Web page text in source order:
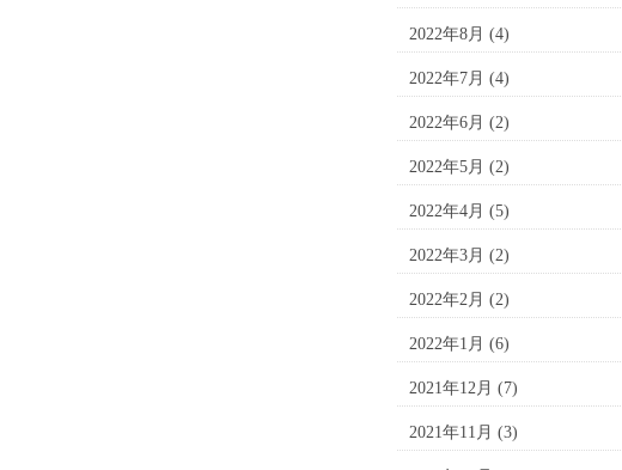
2022年8月 (4)
2022年7月 (4)
2022年6月 (2)
2022年5月 (2)
2022年4月 (5)
2022年3月 (2)
2022年2月 (2)
2022年1月 (6)
2021年12月 (7)
2021年11月 (3)